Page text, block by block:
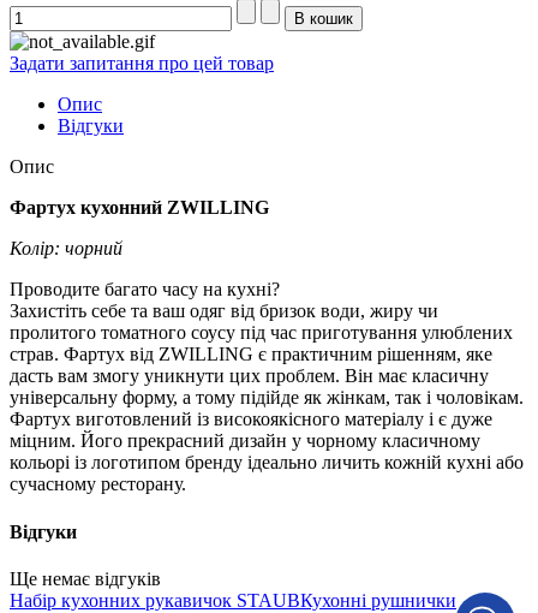
Задати запитання про цей товар
Опис
Відгуки
Опис
Фартух кухонний ZWILLING
Колір: чорний
Проводите багато часу на кухні?
Захистіть себе та ваш одяг від бризок води, жиру чи
пролитого томатного соусу під час приготування улюблених
страв. Фартух від ZWILLING є практичним рішенням, яке
дасть вам змогу уникнути цих проблем. Він має класичну
універсальну форму, а тому підійде як жінкам, так і чоловікам.
Фартух виготовлений із високоякісного матеріалу і є дуже
міцним. Його прекрасний дизайн у чорному класичному
кольорі із логотипом бренду ідеально личить кожній кухні або
сучасному ресторану.
Відгуки
Ще немає відгуків
Набір кухонних рукавичок STAUBКухонні рушнички